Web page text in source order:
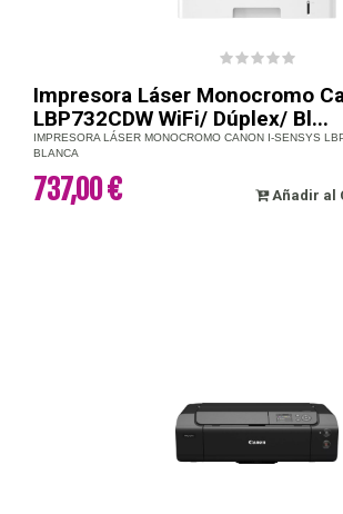
Impresora Láser Monocromo
LBP732CDW WiFi/ Dúplex/ Bl...
IMPRESORA LÁSER MONOCROMO CANON I-SENSYS
BLANCA
737,00 € Añadir al